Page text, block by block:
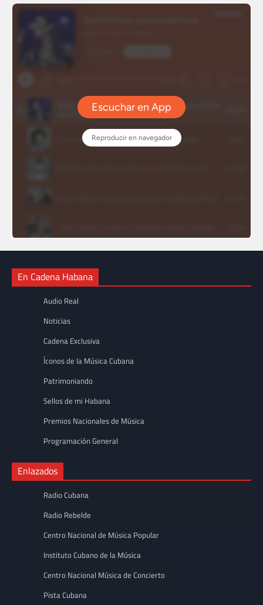
En Cadena Habana
Audio Real
Noticias
Cadena Exclusiva
Íconos de la Música Cubana
Patrimoniando
Sellos de mi Habana
Premios Nacionales de Música
Programación General
Enlazados
Radio Cubana
Radio Rebelde
Centro Nacional de Música Popular
Instituto Cubano de la Música
Centro Nacional Música de Concierto
Pista Cubana